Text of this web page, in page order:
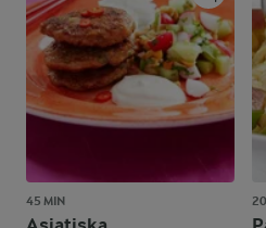
45 MIN